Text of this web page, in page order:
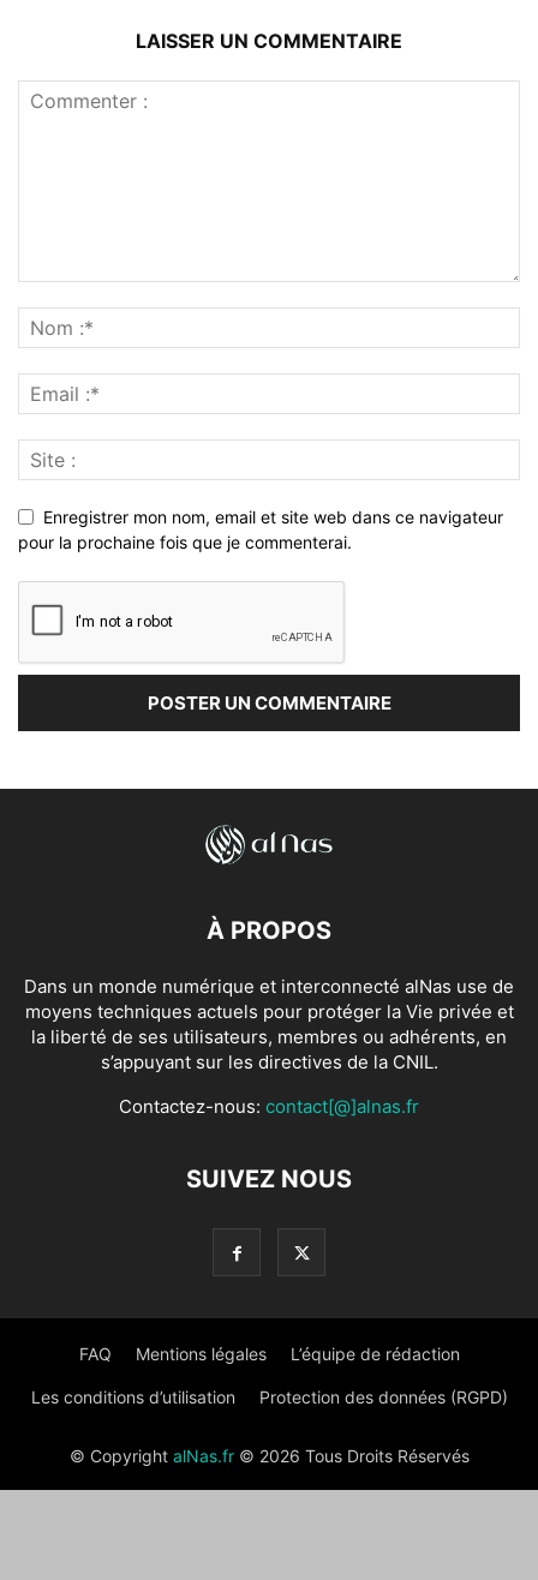
LAISSER UN COMMENTAIRE
Enregistrer mon nom, email et site web dans ce navigateur
pour la prochaine fois que je commenterai.
À PROPOS
Dans un monde numérique et interconnecté alNas use de
moyens techniques actuels pour protéger la Vie privée et
la liberté de ses utilisateurs, membres ou adhérents, en
s’appuyant sur les directives de la CNIL.
Contactez-nous: contact[@]alnas.fr
SUIVEZ NOUS
FAQ Mentions légales L’équipe de rédaction
Les conditions d’utilisation Protection des données (RGPD)
© Copyright alNas.fr© 2026 Tous Droits Réservés